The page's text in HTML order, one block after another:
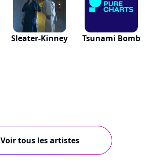
Sleater-Kinney Tsunami Bomb
Voir tous les artistes